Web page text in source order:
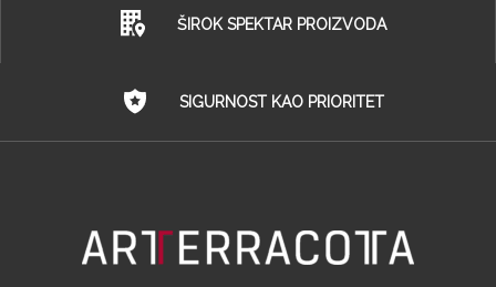
ŠIROK SPEKTAR PROIZVODA
SIGURNOST KAO PRIORITET